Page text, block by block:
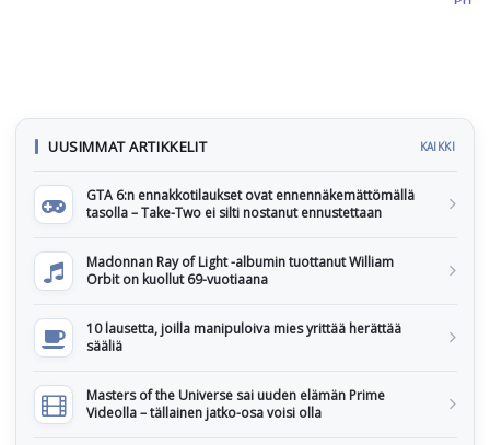
UUSIMMAT ARTIKKELIT KAIKKI
GTA 6:n ennakkotilaukset ovat ennennäkemättömällä
tasolla – Take-Two ei silti nostanut ennustettaan
Madonnan Ray of Light -albumin tuottanut William
Orbit on kuollut 69-vuotiaana
10 lausetta, joilla manipuloiva mies yrittää herättää
sääliä
Masters of the Universe sai uuden elämän Prime
Videolla – tällainen jatko-osa voisi olla